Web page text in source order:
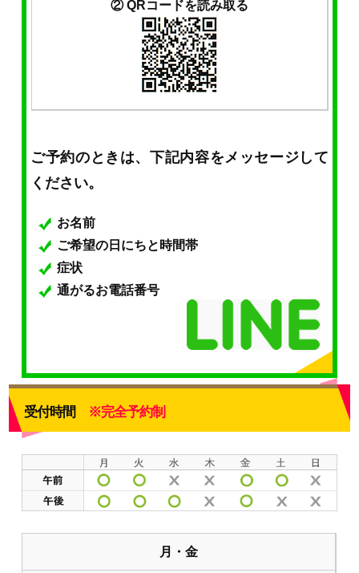
② QRコードを読み取る
ご予約のときは、下記内容をメッセージして
ください。
お名前
ご希望の日にちと時間帯
症状
通がるお電話番号
受付時間 ※完全予約制
月・金